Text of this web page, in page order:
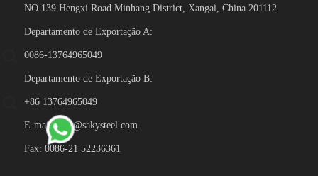
NO.139 Hengxi Road Minhang District, Xangai, China 201112
Departamento de Exportação A:
0086-13764965049
Departamento de Exportação B:
+86 13764965049
E-mail:sales@sakysteel.com
Fax: 0086-21 52236361